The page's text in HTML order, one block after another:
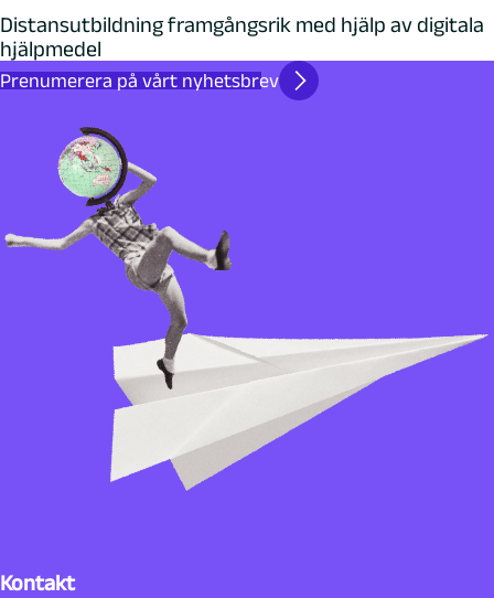
Distansutbildning framgångsrik med hjälp av digitala
hjälpmedel
Prenumerera på vårt nyhetsbrev
Kontakt